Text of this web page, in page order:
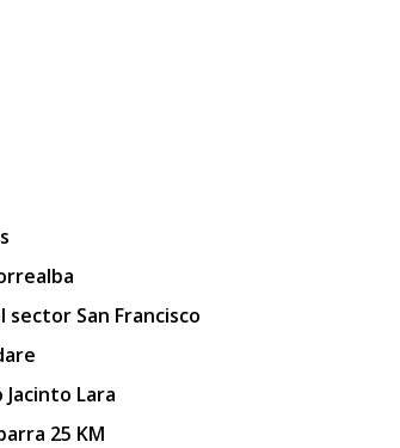
San Francisco
Lara
25 KM